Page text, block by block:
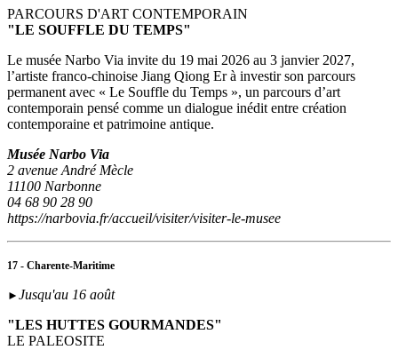
PARCOURS D'ART CONTEMPORAIN
"LE SOUFFLE DU TEMPS"
Le musée Narbo Via invite du 19 mai 2026 au 3 janvier 2027,
l’artiste franco-chinoise Jiang Qiong Er à investir son parcours
permanent avec « Le Souffle du Temps », un parcours d’art
contemporain pensé comme un dialogue inédit entre création
contemporaine et patrimoine antique.
Musée Narbo Via
2 avenue André Mècle
11100 Narbonne
04 68 90 28 90
https://narbovia.fr/accueil/visiter/visiter-le-musee
17 - Charente-Maritime
► Jusqu'au 16 août
"LES HUTTES GOURMANDES"
LE PALEOSITE